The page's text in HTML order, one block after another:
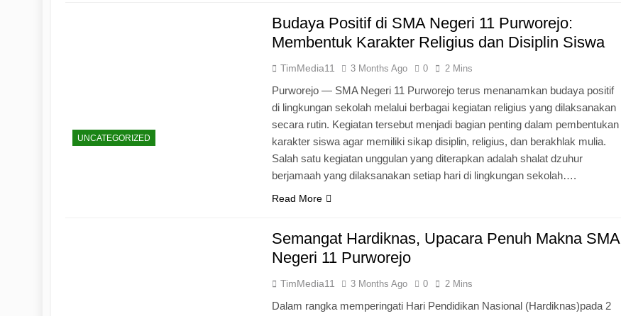
UNCATEGORIZED
Budaya Positif di SMA Negeri 11 Purworejo:
Membentuk Karakter Religius dan Disiplin Siswa
TimMedia11 3 Months Ago 0 2 Mins
Purworejo — SMA Negeri 11 Purworejo terus menanamkan budaya positif
di lingkungan sekolah melalui berbagai kegiatan religius yang dilaksanakan
secara rutin. Kegiatan tersebut menjadi bagian penting dalam pembentukan
karakter siswa agar memiliki sikap disiplin, religius, dan berakhlak mulia.
Salah satu kegiatan unggulan yang diterapkan adalah shalat dzuhur
berjamaah yang dilaksanakan setiap hari di lingkungan sekolah….
Read More
Semangat Hardiknas, Upacara Penuh Makna SMA
Negeri 11 Purworejo
TimMedia11 3 Months Ago 0 2 Mins
Dalam rangka memperingati Hari Pendidikan Nasional (Hardiknas)pada 2